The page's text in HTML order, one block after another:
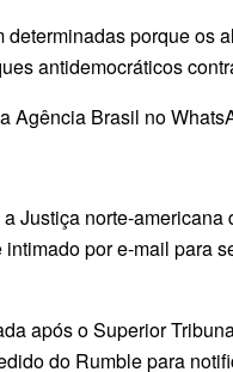
determinadas porque os
antidemocráticos
Agência Brasil no
Justiça norte-americana
por e-mail para
após o Superior
do Rumble para